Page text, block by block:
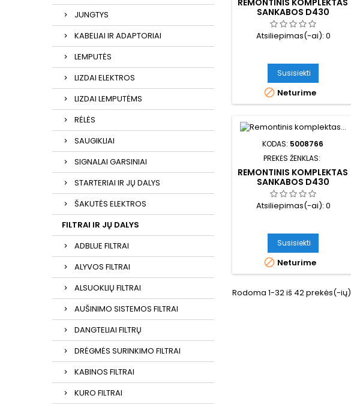
JUNGTYS
KABELIAI IR ADAPTORIAI
LEMPUTĖS
LIZDAI ELEKTROS
LIZDAI LEMPUTĖMS
RĖLĖS
SAUGIKLIAI
SIGNALAI GARSINIAI
STARTERIAI IR JŲ DALYS
ŠAKUTĖS ELEKTROS
FILTRAI IR JŲ DALYS
ADBLUE FILTRAI
ALYVOS FILTRAI
ALSUOKLIŲ FILTRAI
AUŠINIMO SISTEMOS FILTRAI
DANGTELIAI FILTRŲ
DRĖGMĖS SURINKIMO FILTRAI
KABINOS FILTRAI
KURO FILTRAI
REMONTINIS KOMPLEKTAS
SANKABOS D430
Atsiliepimas(-ai):0
Susisiekti
 Neturime
KODAS: 5008766
PREKĖS ŽENKLAS:
REMONTINIS KOMPLEKTAS
SANKABOS D430
Atsiliepimas(-ai):0
Susisiekti
 Neturime
Rodoma 1-32 iš 42 prekės(-ių)